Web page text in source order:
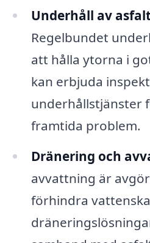
Underhåll av
Regelbundet
att hålla ytorna i
kan erbjuda
underhållstjänster
framtida problem.
Dränering och
avvattning är
förhindra